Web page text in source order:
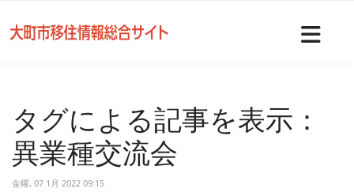
タグによる記事を表示：
異業種交流会
金曜, 07 1月 2022 09:15